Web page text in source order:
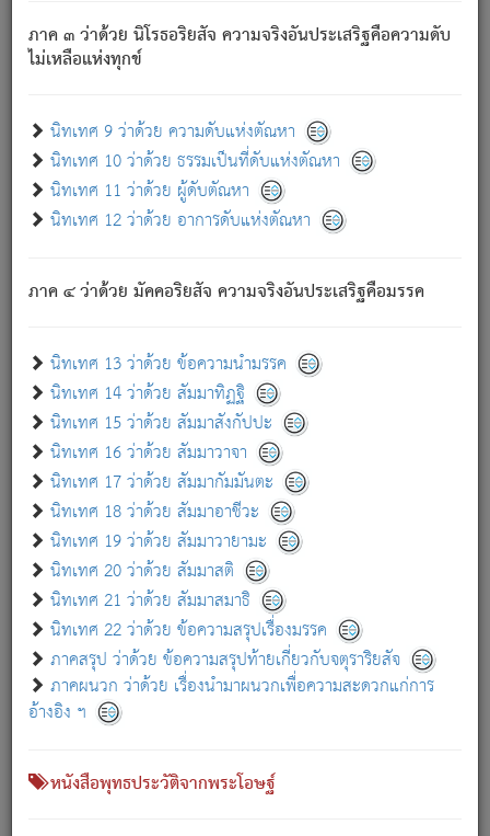
ภาค ๓ ว่าด้วย นิโรธอริยสัจ ความจริงอันประเสริฐคือความดับ
ไม่เหลือแห่งทุกข์
นิทเทศ 9 ว่าด้วย ความดับแห่งตัณหา
นิทเทศ 10 ว่าด้วย ธรรมเป็นที่ดับแห่งตัณหา
นิทเทศ 11 ว่าด้วย ผู้ดับตัณหา
นิทเทศ 12 ว่าด้วย อาการดับแห่งตัณหา
ภาค ๔ ว่าด้วย มัคคอริยสัจ ความจริงอันประเสริฐคือมรรค
นิทเทศ 13 ว่าด้วย ข้อความนำมรรค
นิทเทศ 14 ว่าด้วย สัมมาทิฏฐิ
นิทเทศ 15 ว่าด้วย สัมมาสังกัปปะ
นิทเทศ 16 ว่าด้วย สัมมาวาจา
นิทเทศ 17 ว่าด้วย สัมมากัมมันตะ
นิทเทศ 18 ว่าด้วย สัมมาอาชีวะ
นิทเทศ 19 ว่าด้วย สัมมาวายามะ
นิทเทศ 20 ว่าด้วย สัมมาสติ
นิทเทศ 21 ว่าด้วย สัมมาสมาธิ
นิทเทศ 22 ว่าด้วย ข้อความสรุปเรื่องมรรค
ภาคสรุป ว่าด้วย ข้อความสรุปท้ายเกี่ยวกับจตุราริยสัจ
ภาคผนวก ว่าด้วย เรื่องนำมาผนวกเพื่อความสะดวกแก่การ
อ้างอิง ฯ
หนังสือพุทธประวัติจากพระโอษฐ์
ภิกษุนั้น เป็นผู้ครอบงำมารได้แล้ว ชนะสงครามแล้ว ก้าวล่วง
ภพทั้งหลายทั้งปวงได้แล้ว เป็นผู้คงที่ (คือไม่เปลี่ยนแปลงอีกต่อ
- อุ.ขุ. ๒๕/๑๒๑/๘๔.
(ข้อความนี้ เป็นพระพุทธอุทานที่ทรงเปล่งออก ที่โคนต้นโพธิ์
เป็นที่ตรัสรู้ เมื่อตรัสรู้แล้วได้ 7 วัน)
เกี่ยวกับธรรมโฆษณ์ออนไลน์ (Disclaimer)
แม้ระบบ "ธรรมโฆษณ์ออนไลน์" พยายามปรับปรุงข้อมูลให้ถูกต้องมากที่สุด
ผู้ศึกษาก็พึงตรวจสอบกับตัวเล่มหนังสือต้นฉบับ ที่มีการพิมพ์ครั้งล่าสุด
ก่อนนำข้อมูลไปใช้ในการอ้างอิง"
เกี่ยวกับอัตถจารี|เกี่ยวกับการพัฒนา|แจ้งข้อผิดพลาด / แนะนำ
หนังสือที่เกี่ยวข้อง